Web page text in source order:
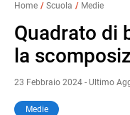
Home Scuola Medie
Quadrato di
la
23 Febbraio 2024 - Ultimo
Medie